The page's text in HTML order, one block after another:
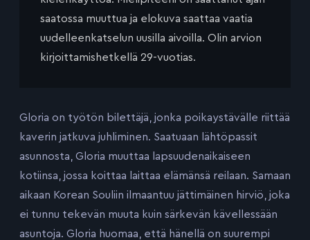
saatossa muuttua ja elokuva saattaa vaatia
uudelleenkatselun uusilla aivoilla. Olin arvion
kirjoittamishetkellä 29-vuotias.
Gloria on työtön bilettäjä, jonka poikaystävälle riittää
kaverin jatkuva juhliminen. Saatuaan lähtöpassit
asunnosta, Gloria muuttaa lapsuudenaikaiseen
kotiinsa, jossa koittaa laittaa elämänsä reilaan. Samaan
aikaan Korean Souliin ilmaantuu jättimäinen hirviö, joka
ei tunnu tekevän muuta kuin särkevän kävellessään
asuntoja. Gloria huomaa, että hänellä on suurempi